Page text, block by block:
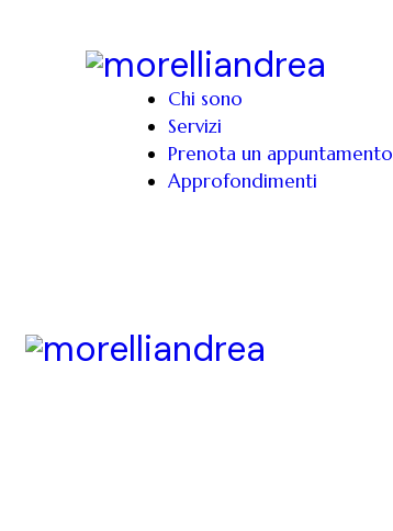
Chi sono
Servizi
Prenota un appuntamento
Approfondimenti